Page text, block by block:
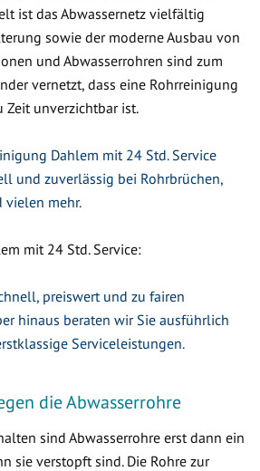
ist das Abwassernetz vielfältig
sowie der moderne Ausbau von
und Abwasserrohren sind zum
vernetzt, dass eine Rohrreinigung
Zeit unverzichtbar ist.
Dahlem mit 24 Std. Service
und zuverlässig bei Rohrbrüchen,
vielen mehr.
mit 24 Std. Service:
preiswert und zu fairen
hinaus beraten wir Sie ausführlich
Serviceleistungen.
die Abwasserrohre
sind Abwasserrohre erst dann ein
sie verstopft sind. Die Rohre zur